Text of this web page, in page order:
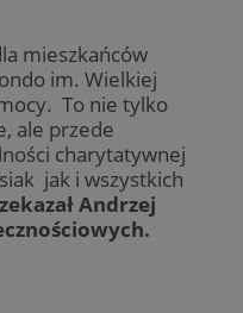
mieszkańców
im. Wielkiej
To nie tylko
ale przede
charytatywnej
jak i wszystkich
Andrzej